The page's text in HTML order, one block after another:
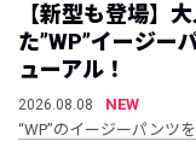
【新型も登場】
た”WP”イージー
ューアル！
2026.08.08
NEW
“WP”のイージーパンツ